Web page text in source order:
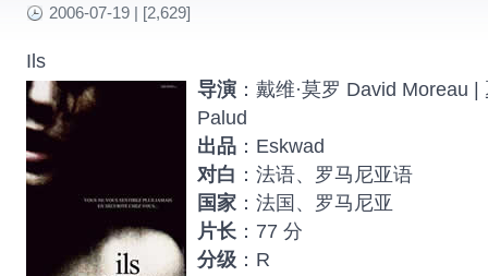
2006-07-19 | [2,629]
Ils
导演 ：戴维·莫罗 David Moreau
Palud
出品 ：Eskwad
对白 ：法语、罗马尼亚语
国家 ：法国、罗马尼亚
片长 ：77 分
分级 ：R